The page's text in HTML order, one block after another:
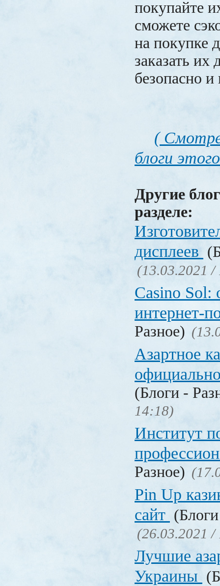
покупайте
сможете
на покупке
заказать их
безопасно
(
блоги
Другие
разделе:
дисплеев
(13.03.2021 /
Casino Sol:
интернет-
Разное)
Азартное
(Блоги -
14:18)
Институт
Разное)
Pin Up
сайт
(26.03.2021 /
Лучшие
Украины